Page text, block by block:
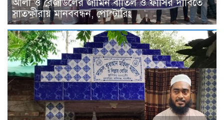
আলী ও রেজাউলের জামিন বাতিল ও ফাঁসির দাবিতে
সাতক্ষীরায় মানববন্ধন, পোস্টারিং